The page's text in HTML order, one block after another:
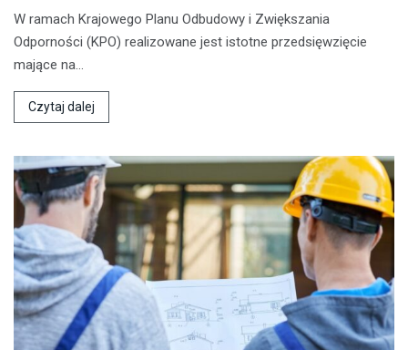
W ramach Krajowego Planu Odbudowy i Zwiększania
Odporności (KPO) realizowane jest istotne przedsięwzięcie
mające na…
Czytaj dalej